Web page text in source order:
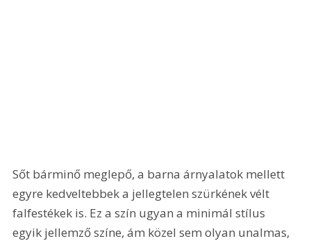
Sőt bárminő meglepő, a barna árnyalatok mellett
egyre kedveltebbek a jellegtelen szürkének vélt
falfestékek is. Ez a szín ugyan a minimál stílus
egyik jellemző színe, ám közel sem olyan unalmas,